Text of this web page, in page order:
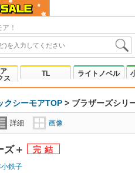
！
ス
TL ライトノベル
クシーモアTOP > ブラザーズシリ
詳細 画像
ズ＋
小鉄子